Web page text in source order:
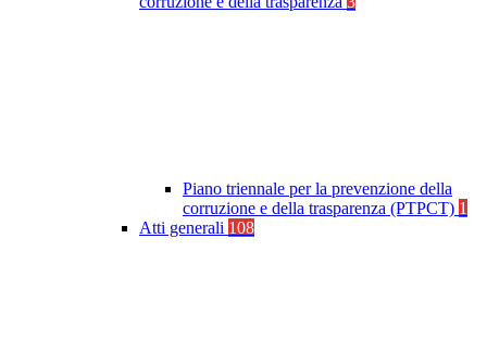
Piano triennale per la prevenzione della
corruzione e della trasparenza (PTPCT) 1
Atti generali 108